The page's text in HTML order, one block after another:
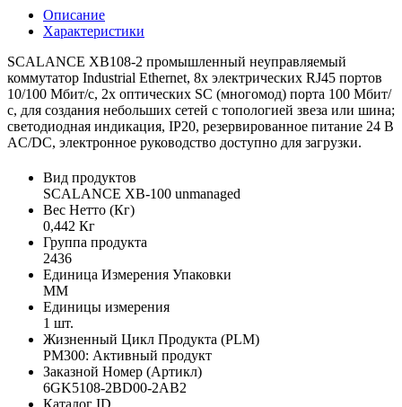
Описание
Характеристики
SCALANCE XB108-2 промышленный неуправляемый
коммутатор Industrial Ethernet, 8x электрических RJ45 портов
10/100 Мбит/с, 2x оптических SC (многомод) порта 100 Мбит/
с, для создания небольших сетей с топологией звеза или шина;
светодиодная индикация, IP20, резервированное питание 24 В
AC/DC, электронное руководство доступно для загрузки.
Вид продуктов
SCALANCE XB-100 unmanaged
Вес Нетто (Кг)
0,442 Кг
Группа продукта
2436
Единица Измерения Упаковки
MM
Единицы измерения
1 шт.
Жизненный Цикл Продукта (PLM)
PM300: Активный продукт
Заказной Номер (Артикл)
6GK5108-2BD00-2AB2